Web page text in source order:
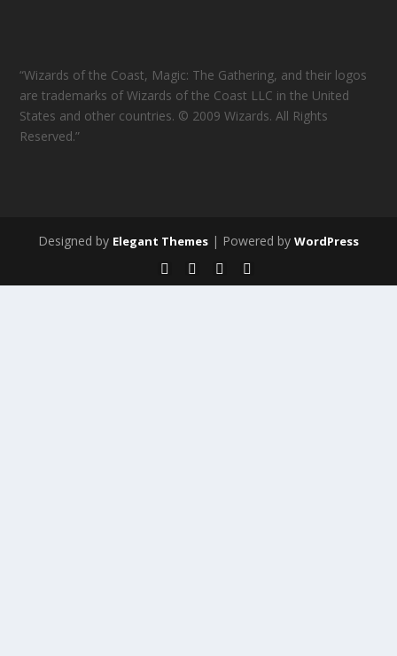
“Wizards of the Coast, Magic: The Gathering, and their logos
are trademarks of Wizards of the Coast LLC in the United
States and other countries. © 2009 Wizards. All Rights
Reserved.”
Designed by Elegant Themes | Powered by WordPress